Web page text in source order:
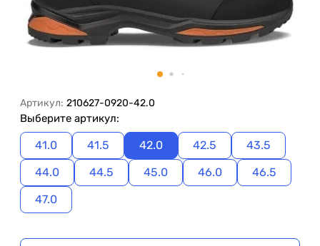
Артикул: 210627-0920-42.0
Выберите артикул:
41.0 41.5 42.0 42.5
43.5
44.0
44.5 45.0 46.0
46.5
47.0